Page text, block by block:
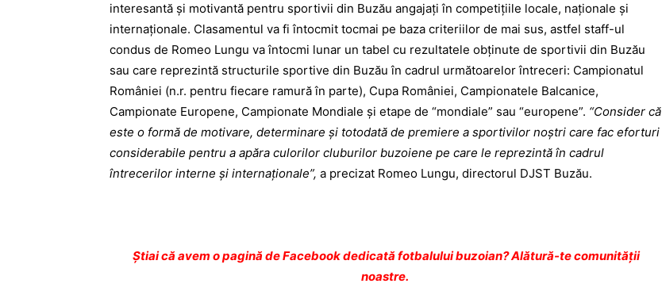
interesantă şi motivantă pentru sportivii din Buzău angajaţi în competiţiile locale, naţionale şi
internaţionale. Clasamentul va fi întocmit tocmai pe baza criteriilor de mai sus, astfel staff-ul
condus de Romeo Lungu va întocmi lunar un tabel cu rezultatele obţinute de sportivii din Buzău
sau care reprezintă structurile sportive din Buzău în cadrul următoarelor întreceri: Campionatul
României (n.r. pentru fiecare ramură în parte), Cupa României, Campionatele Balcanice,
Campionate Europene, Campionate Mondiale şi etape de “mondiale” sau “europene”. “Consider că
este o formă de motivare, determinare şi totodată de premiere a sportivilor noştri care fac eforturi
considerabile pentru a apăra culorilor cluburilor buzoiene pe care le reprezintă în cadrul
întrecerilor interne şi internaţionale”, a precizat Romeo Lungu, directorul DJST Buzău.
Ştiai că avem o pagină de Facebook dedicată fotbalului buzoian? Alătură-te comunității
noastre.